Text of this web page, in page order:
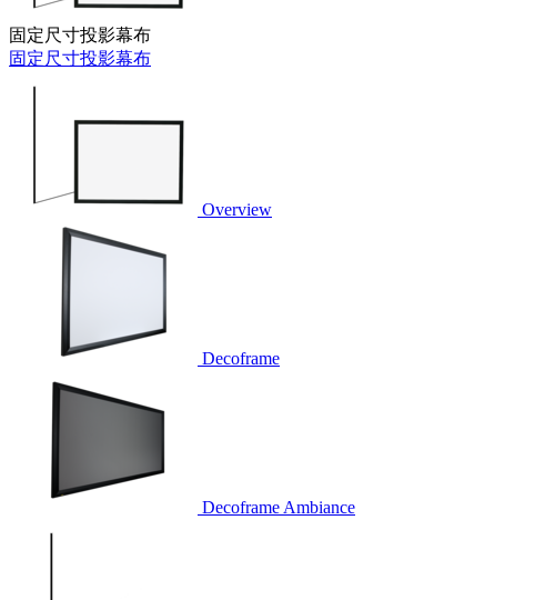
固定尺寸投影幕布
固定尺寸投影幕布
Overview
Decoframe
Decoframe Ambiance